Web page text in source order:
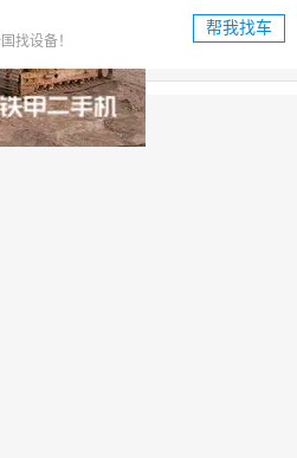
找设备！
帮我找车